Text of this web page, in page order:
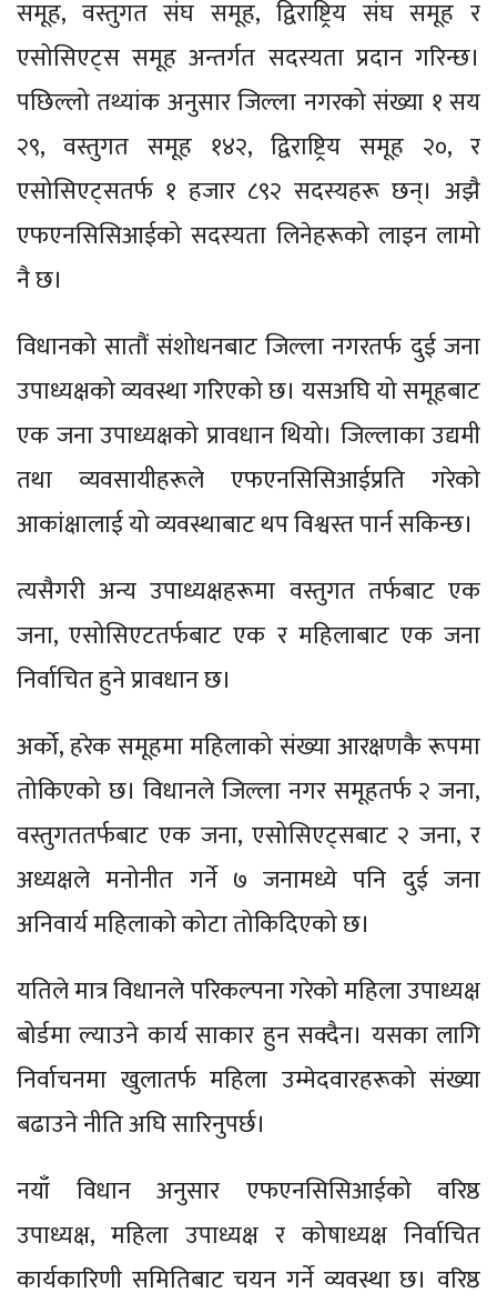
समूह, वस्तुगत संघ समूह, द्विराष्ट्रिय संघ समूह र
एसोसिएट्स समूह अन्तर्गत सदस्यता प्रदान गरिन्छ।
पछिल्लो तथ्यांक अनुसार जिल्ला नगरको संख्या १ सय
२९, वस्तुगत समूह १४२, द्विराष्ट्रिय समूह २०, र
एसोसिएट्सतर्फ १ हजार ८९२ सदस्यहरू छन्। अझै
एफएनसिसिआईको सदस्यता लिनेहरूको लाइन लामो
नै छ।
विधानको सातौं संशोधनबाट जिल्ला नगरतर्फ दुई जना
उपाध्यक्षको व्यवस्था गरिएको छ। यसअघि यो समूहबाट
एक जना उपाध्यक्षको प्रावधान थियो। जिल्लाका उद्यमी
तथा व्यवसायीहरूले एफएनसिसिआईप्रति गरेको
आकांक्षालाई यो व्यवस्थाबाट थप विश्वस्त पार्न सकिन्छ।
त्यसैगरी अन्य उपाध्यक्षहरूमा वस्तुगत तर्फबाट एक
जना, एसोसिएटतर्फबाट एक र महिलाबाट एक जना
निर्वाचित हुने प्रावधान छ।
अर्को, हरेक समूहमा महिलाको संख्या आरक्षणकै रूपमा
तोकिएको छ। विधानले जिल्ला नगर समूहतर्फ २ जना,
वस्तुगततर्फबाट एक जना, एसोसिएट्सबाट २ जना, र
अध्यक्षले मनोनीत गर्ने ७ जनामध्ये पनि दुई जना
अनिवार्य महिलाको कोटा तोकिदिएको छ।
यतिले मात्र विधानले परिकल्पना गरेको महिला उपाध्यक्ष
बोर्डमा ल्याउने कार्य साकार हुन सक्दैन। यसका लागि
निर्वाचनमा खुलातर्फ महिला उम्मेदवारहरूको संख्या
बढाउने नीति अघि सारिनुपर्छ।
नयाँ विधान अनुसार एफएनसिसिआईको वरिष्ठ
उपाध्यक्ष, महिला उपाध्यक्ष र कोषाध्यक्ष निर्वाचित
कार्यकारिणी समितिबाट चयन गर्ने व्यवस्था छ। वरिष्ठ